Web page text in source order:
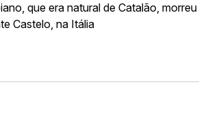
que era natural de Catalão, morreu
Castelo, na Itália